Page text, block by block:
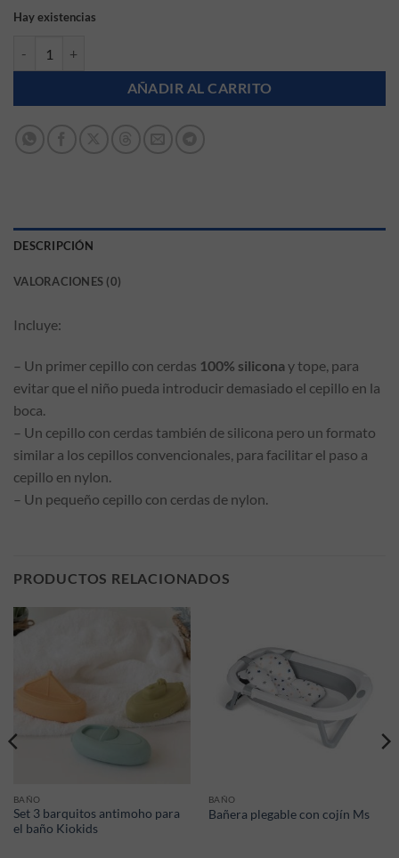
Hay existencias
AÑADIR AL CARRITO
DESCRIPCIÓN
VALORACIONES (0)
Incluye:
– Un primer cepillo con cerdas 100% siliconay tope, para
evitar que el niño pueda introducir demasiado el cepillo en la
boca.
– Un cepillo con cerdas también de silicona pero un formato
similar a los cepillos convencionales, para facilitar el paso a
cepillo en nylon.
– Un pequeño cepillo con cerdas de nylon.
PRODUCTOS RELACIONADOS
BAÑO
Set 3 barquitos antimoho para
el baño Kiokids
BAÑO
Bañera plegable con cojín Ms